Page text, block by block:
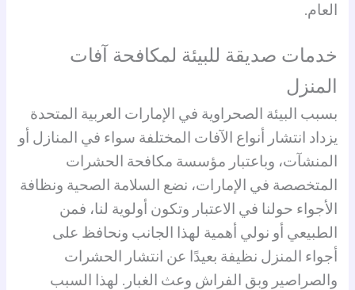
العام.
خدمات صديقة للبيئة لمكافحة آفات
المنزل
بسبب البيئة الصحراوية في الإمارات العربية المتحدة
يزداد انتشار أنواع الآفات المختلفة سواء في المنازل أو
المنشآت، وباعتبار مؤسسة مكافحة الحشرات
المتخصصة في الإمارات، نضع السلامة الصحية ونظافة
الأجواء حولنا في الاعتبار وتكون أولوية لنا، فمن
الطبيعي أو نولي أهمية لهذا الجانب ونحافظ على
أجواء المنزل نظيفة بعيدًا عن انتشار الحشرات
والصراصير وبق الفراش وعث الغبار. لهذا السبب